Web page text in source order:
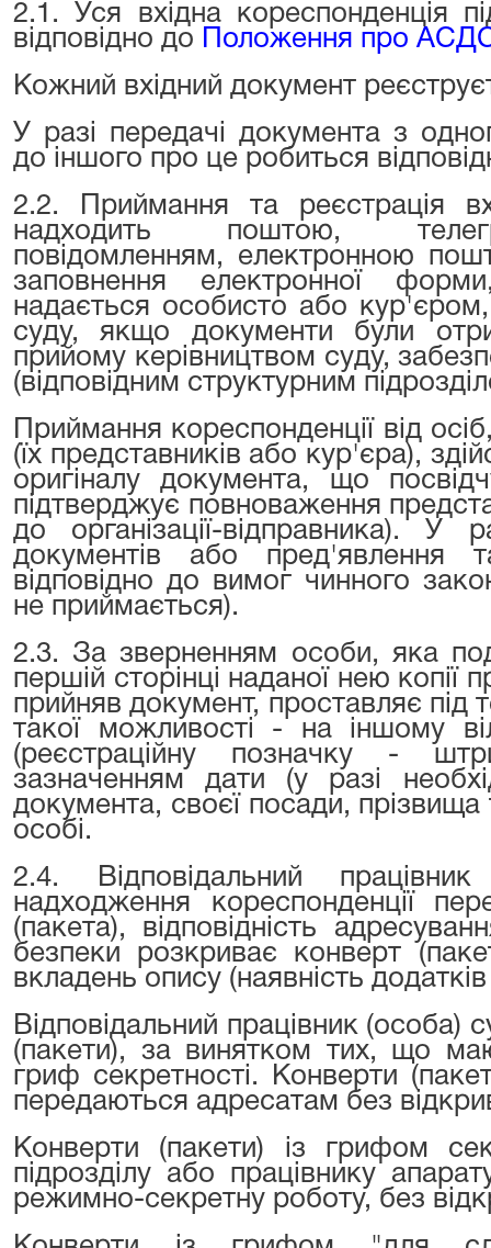
2.1. Уся вхідна кореспонденція
відповідно до
Положення про
Кожний вхідний документ
У разі передачі документа з
до іншого про це робиться
2.2. Приймання та реєстрація
надходить поштою,
повідомленням, електронною
заповнення електронної
надається особисто або кур'єром,
суду, якщо документи були
прийому керівництвом суду,
(відповідним структурним
Приймання кореспонденції від
(їх представників або кур'єра),
оригіналу документа, що
підтверджує повноваження
до організації-відправника). У
документів або
відповідно до вимог чинного
не приймається).
2.3. За зверненням особи, яка
першій сторінці наданої нею копії
прийняв документ, проставляє під
такої можливості - на іншому
(реєстраційну позначку -
зазначенням дати (у разі
документа, своєї посади, прізвища
особі.
2.4. Відповідальний
надходження кореспонденції
(пакета), відповідність
безпеки розкриває конверт
вкладень опису (наявність
Відповідальний працівник (особа)
(пакети), за винятком тих, що
гриф секретності. Конверти
передаються адресатам без
Конверти (пакети) із грифом
підрозділу або працівнику
режимно-секретну роботу, без